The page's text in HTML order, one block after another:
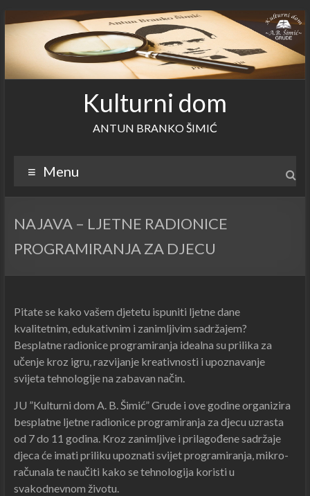
to
Kulturni dom
ANTUN BRANKO ŠIMIĆ
Menu
NAJAVA – LJETNE RADIONICE
PROGRAMIRANJA ZA DJECU
Pitate se kako vašem djetetu ispuniti ljetne dane
kvalitetnim, edukativnim i zanimljivim sadržajem?
Besplatne radionice programiranja idealna su prilika za
učenje kroz igru, razvijanje kreativnosti i upoznavanje
svijeta tehnologije na zabavan način.
JU ”Kulturni dom A. B. Šimić” Grude i ove godine organizira
besplatne ljetne radionice programiranja za djecu uzrasta
od 7 do 11 godina. Kroz zanimljive i prilagođene sadržaje
djeca će imati priliku upoznati svijet programiranja, mikro-
računala te naučiti kako se tehnologija koristi u
svakodnevnom životu.